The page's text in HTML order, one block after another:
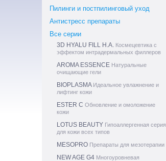
Пилинги и постпилинговый уход
Антистресс препараты
Все серии
3D HYALU FILL H.A. Космецевтика с
эффектом интрадермальных филлеров
AROMA ESSENCE Натуральные
очищающие гели
BIOPLASMA Идеальное увлажнение и
лифтинг кожи
ESTER C Обновление и омоложение
кожи
LOTUS BEAUTY Гипоаллергенная серия
для кожи всех типов
MESOPRO Препараты для мезотерапии
NEW AGE G4 Многоуровневая